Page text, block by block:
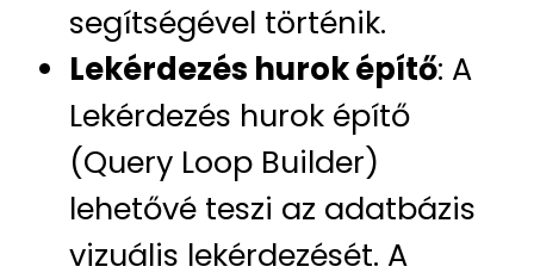
segítségével történik.
Lekérdezés hurok építő: A
Lekérdezés hurok építő
(Query Loop Builder)
lehetővé teszi az adatbázis
vizuális lekérdezését. A